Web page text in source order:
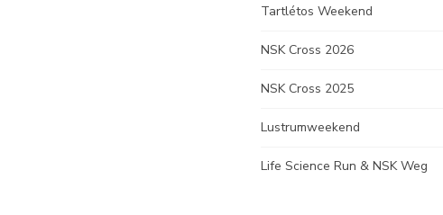
Tartlétos Weekend
NSK Cross 2026
NSK Cross 2025
Lustrumweekend
Life Science Run & NSK Weg